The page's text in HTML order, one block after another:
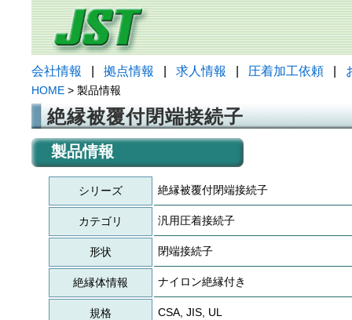
会社情報 拠点情報 求人情報 圧着加工依頼
HOME > 製品情報
絶縁被覆付閉端接続子
製品情報
シリーズ 絶縁被覆付閉端接続子
カテゴリ 汎用圧着接続子
形状 閉端接続子
絶縁体情報 ナイロン絶縁付き
規格 CSA, JIS, UL